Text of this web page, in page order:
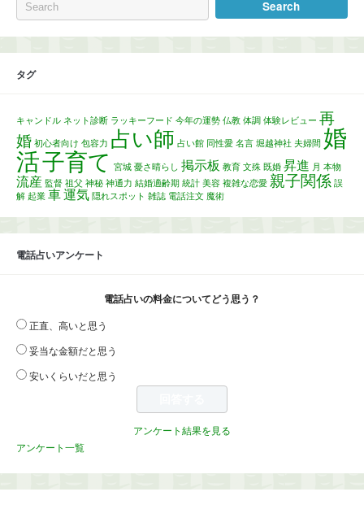
タグ
キャンドル ネット診断 ラッキーフード 今年の運勢 仏教 体調 体験レビュー 再
婚 初心者向け 包容力 占い師 占い館 同性愛 名言 堀越神社 夫婦間 婚
活子育て 宮城 憂さ晴らし 掲示板 教育 文殊 既婚 昇進 月 本物
流産 監督 祖父 神秘 神通力 結婚適齢期 統計 美容 複雑な恋愛 親子関係 誤
解 起業 車運気 隠れスポット 雑誌 電話注文 魔術
電話占いアンケート
電話占いの料金についてどう思う？
正直、高いと思う
妥当な金額だと思う
安いくらいだと思う
アンケート結果を見る
アンケート一覧